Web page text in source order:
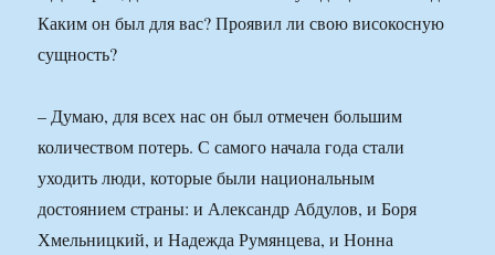
Каким он был для вас? Проявил ли свою високосную
сущность?
– Думаю, для всех нас он был отмечен большим
количеством потерь. С самого начала года стали
уходить люди, которые были национальным
достоянием страны: и Александр Абдулов, и Боря
Хмельницкий, и Надежда Румянцева, и Нонна